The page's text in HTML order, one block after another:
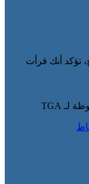
تؤكد أنك قرأت